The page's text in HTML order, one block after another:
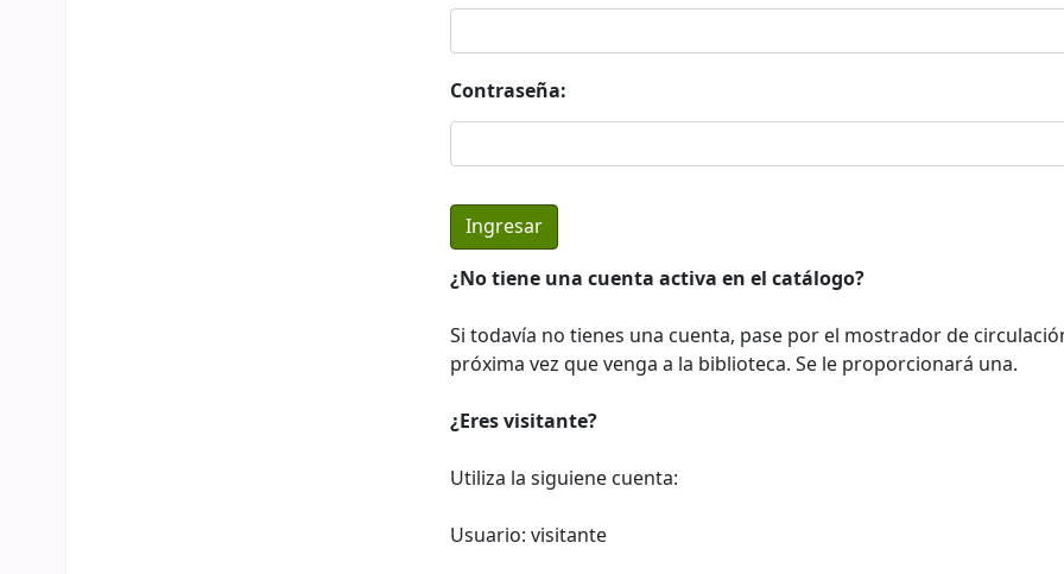
Contraseña:
¿No tiene una cuenta activa en el catálogo?
Si todavía no tienes una cuenta, pase por el mostrador de
próxima vez que venga a la biblioteca. Se le proporcionará una.
¿Eres visitante?
Utiliza la siguiene cuenta:
Usuario: visitante